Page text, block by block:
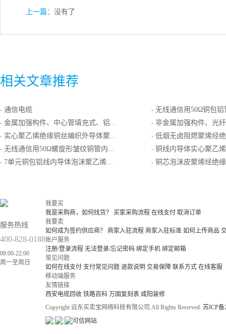
上一篇： 没有了
相关文章推荐
· 通信电缆
· 金属加强构件、中心管填充式、铝－聚乙烯粘结护套、防蚁护套通信用室外光缆
· 实心聚乙烯绝缘铜丝编织外导体聚氯乙烯护套射频同轴电缆
· 无线通信用50Ω螺旋形皱纹铜管内导体泡沫聚乙烯绝缘环形皱纹铜管外导体聚乙烯护套同轴射频电缆
· 7单元铜包铝线内导体泡沫聚乙烯绝缘铝塑复合编织外导体低烟无卤阻燃聚烯烃护套集束同轴电缆
· 无线通信用50Ω铜包铝管内导体泡沫聚乙烯绝缘环形
· 非金属加强构件、光纤带骨架填充式、聚乙烯护套
· 低烟无卤阻燃聚烯烃绝缘低烟无卤阻燃聚烯烃护套最高传输频
· 铜线内导体实心聚乙烯绝缘单层编织屏蔽外导体
· 铜芯泡沫皮聚烯烃绝缘填充式铝塑粘结
服务热线
400-828-0188
08:00-22:00
周一至周日
我要买
我是采购商，如何找货？
买家采购流程 在线支付 取消订单
我要卖
如何成为签约供应商？
商家入驻流程 商家入驻标准 如何上传商品
账户服务
注册/登录流程 无法登录/忘记密码 绑定手机 绑定邮箱
常见问题
如何在线支付 支付常见问题 退款说明 交易保障 联系方式 在线客服
移动端服务
友情链接
西安电缆回收 铁路百科 万国复刻表 咸阳装修
Copyright 远东买卖宝网络科技有限公司.All Rights Reserved. 苏ICP备